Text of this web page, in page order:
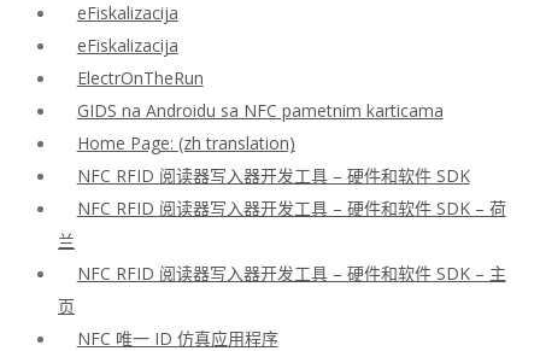
eFiskalizacija
eFiskalizacija
ElectrOnTheRun
GIDS na Androidu sa NFC pametnim karticama
Home Page: (zh translation)
NFC RFID 阅读器写入器开发工具 – 硬件和软件 SDK
NFC RFID 阅读器写入器开发工具 – 硬件和软件 SDK – 荷
兰
NFC RFID 阅读器写入器开发工具 – 硬件和软件 SDK – 主
页
NFC 唯一 ID 仿真应用程序